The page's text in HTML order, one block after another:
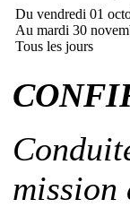
Du vendredi 01
Au mardi 30
Tous les jours
mission